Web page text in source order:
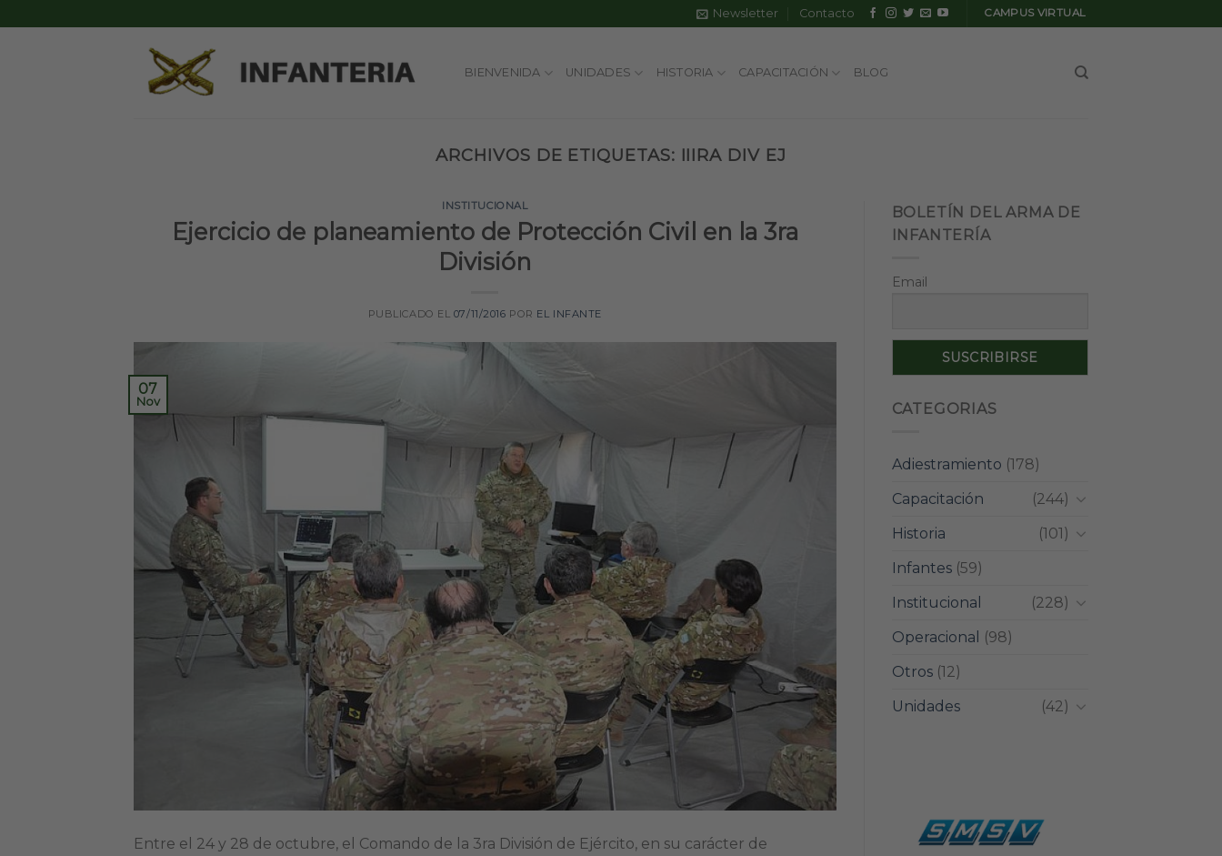
to
Newsletter Contacto CAMPUS VIRTUAL
BIENVENIDA UNIDADES HISTORIA CAPACITACIÓN BLOG
ARCHIVOS DE ETIQUETAS: IIIRA DIV EJ
INSTITUCIONAL
Ejercicio de planeamiento de Protección Civil en la 3ra
División
PUBLICADO EL 07/11/2016 POR EL INFANTE
07
Nov
Entre el 24 y 28 de octubre, el Comando de la 3ra División de Ejército, en su carácter de
BOLETÍN DEL ARMA DE
INFANTERÍA
Email
CATEGORIAS
Adiestramiento (178)
Capacitación
(244)
Historia
(101)
Infantes(59)
Institucional
(228)
Operacional
(98)
Otros(12)
Unidades
(42)